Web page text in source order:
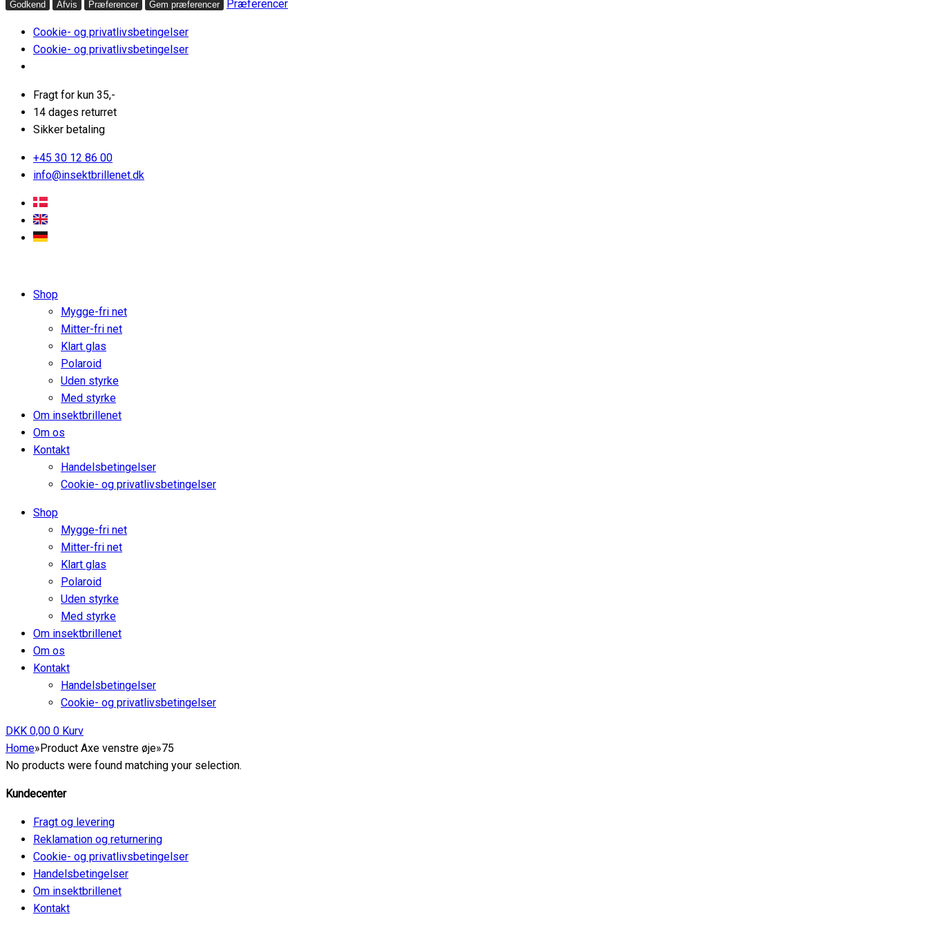
Godkend Afvis Præferencer Gem præferencer Præferencer
Cookie- og privatlivsbetingelser
Cookie- og privatlivsbetingelser
Fragt for kun 35,-
14 dages returret
Sikker betaling
+45 30 12 86 00
info@insektbrillenet.dk
Shop
Mygge-fri net
Mitter-fri net
Klart glas
Polaroid
Uden styrke
Med styrke
Om insektbrillenet
Om os
Kontakt
Handelsbetingelser
Cookie- og privatlivsbetingelser
Shop
Mygge-fri net
Mitter-fri net
Klart glas
Polaroid
Uden styrke
Med styrke
Om insektbrillenet
Om os
Kontakt
Handelsbetingelser
Cookie- og privatlivsbetingelser
DKK 0,00 0 Kurv
Home»Product Axe venstre øje»75
No products were found matching your selection.
Kundecenter
Fragt og levering
Reklamation og returnering
Cookie- og privatlivsbetingelser
Handelsbetingelser
Om insektbrillenet
Kontakt